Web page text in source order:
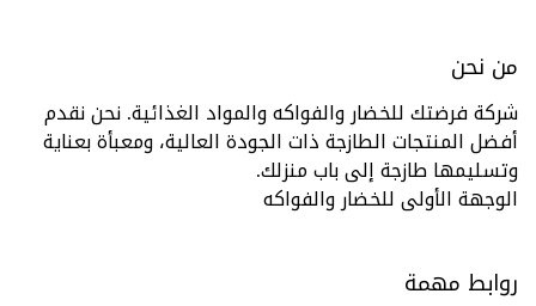
من نحن
شركة فرضتك للخضار والفواكه والمواد الغذائية. نحن نقدم
أفضل المنتجات الطازجة ذات الجودة العالية، ومعبأة بعناية
وتسليمها طازجة إلى باب منزلك.
الوجهة الأولى للخضار والفواكه
روابط مهمة